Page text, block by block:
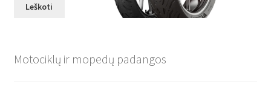
Leškoti
Motociklų ir mopedų padangos